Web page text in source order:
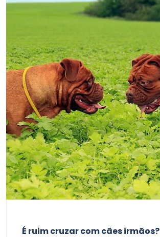
É ruim cruzar com cães irmãos?